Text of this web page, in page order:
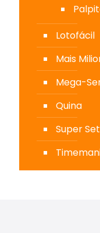
Lotofácil
Mais
Mega-
Quina
Super